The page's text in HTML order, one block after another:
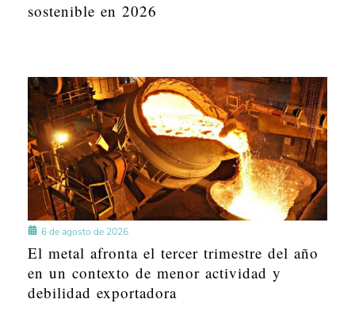
sostenible en 2026
6 de agosto de 2026
El metal afronta el tercer trimestre del año
en un contexto de menor actividad y
debilidad exportadora